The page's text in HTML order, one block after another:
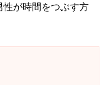
性が時間をつぶす方